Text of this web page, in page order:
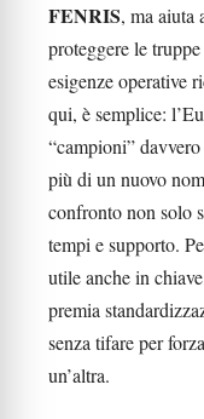
FENRIS, ma aiuta
proteggere le
esigenze operative
qui, è semplice:
“campioni”
più di un nuovo
confronto non solo
tempi e supporto.
utile anche in
premia
senza tifare per
un’altra.